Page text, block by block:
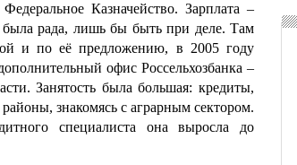
Казначейство. Зарплата –
рада, лишь бы быть при деле. Там
и по её предложению, в 2005 году
офис Россельхозбанка –
Занятость была большая: кредиты,
знакомясь с аграрным сектором.
специалиста она выросла до